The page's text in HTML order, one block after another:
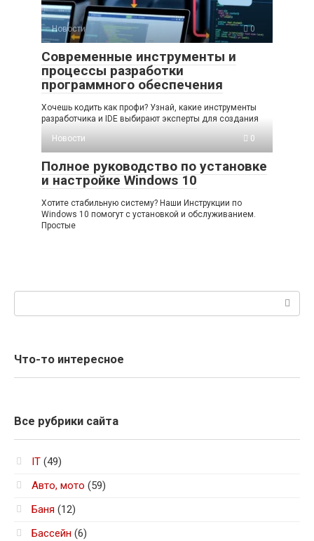
Новости 0
Современные инструменты и
процессы разработки
программного обеспечения
Хочешь кодить как профи? Узнай, какие инструменты
разработчика и IDE выбирают эксперты для создания
Новости
0
Полное руководство по установке
и настройке Windows 10
Хотите стабильную систему? Наши Инструкции по
Windows 10 помогут с установкой и обслуживанием.
Простые
Что-то интересное
Все рубрики сайта
IT (49)
Авто, мото (59)
Баня (12)
Бассейн (6)